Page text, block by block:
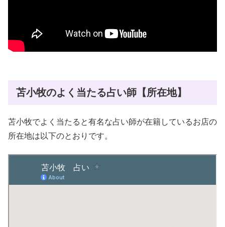
苫小牧のよく当たる占い師【所在地】
苫小牧でよく当たると有名な占い師が在籍しているお店の
所在地は以下のとおりです。